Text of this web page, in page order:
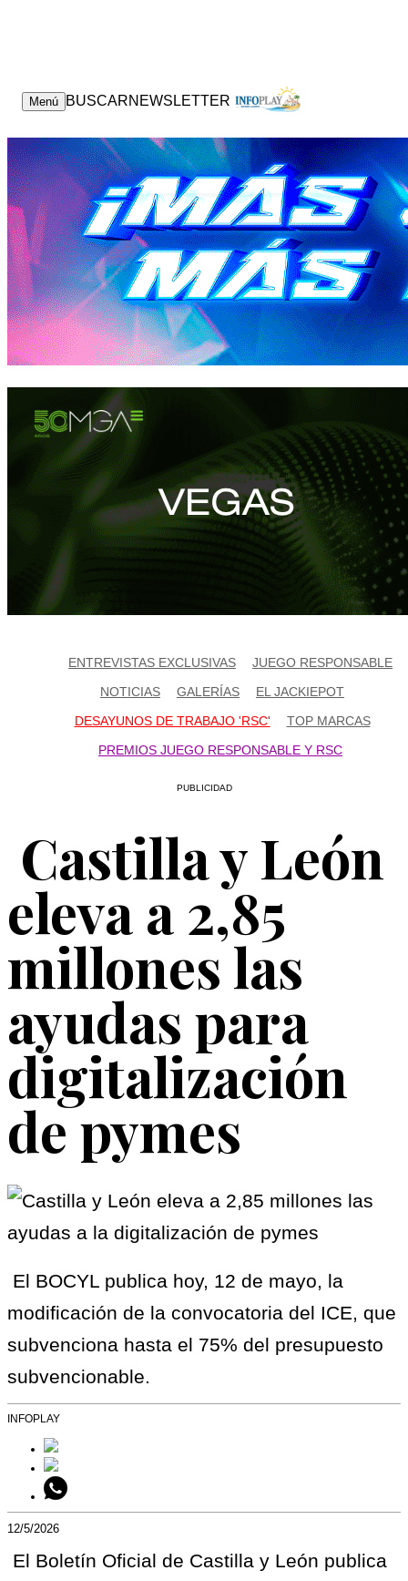
Menú BUSCARNEWSLETTER
ENTREVISTAS EXCLUSIVAS
JUEGO RESPONSABLE
NOTICIAS
GALERÍAS
EL JACKIEPOT
DESAYUNOS DE TRABAJO 'RSC'
TOP MARCAS
PREMIOS JUEGO RESPONSABLE Y RSC
PUBLICIDAD
Castilla y León
eleva a 2,85
millones las
ayudas para
digitalización
de pymes
El BOCYL publica hoy, 12 de mayo, la
modificación de la convocatoria del ICE, que
subvenciona hasta el 75% del presupuesto
subvencionable.
INFOPLAY
12/5/2026
El Boletín Oficial de Castilla y León publica